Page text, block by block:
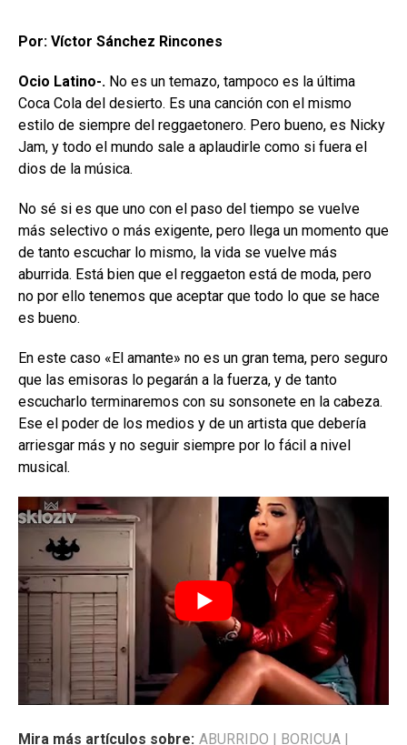
Por: Víctor Sánchez Rincones
Ocio Latino-. No es un temazo, tampoco es la última
Coca Cola del desierto. Es una canción con el mismo
estilo de siempre del reggaetonero. Pero bueno, es Nicky
Jam, y todo el mundo sale a aplaudirle como si fuera el
dios de la música.
No sé si es que uno con el paso del tiempo se vuelve
más selectivo o más exigente, pero llega un momento que
de tanto escuchar lo mismo, la vida se vuelve más
aburrida. Está bien que el reggaeton está de moda, pero
no por ello tenemos que aceptar que todo lo que se hace
es bueno.
En este caso «El amante» no es un gran tema, pero seguro
que las emisoras lo pegarán a la fuerza, y de tanto
escucharlo terminaremos con su sonsonete en la cabeza.
Ese el poder de los medios y de un artista que debería
arriesgar más y no seguir siempre por lo fácil a nivel
musical.
Mira más artículos sobre: ABURRIDO | BORICUA |